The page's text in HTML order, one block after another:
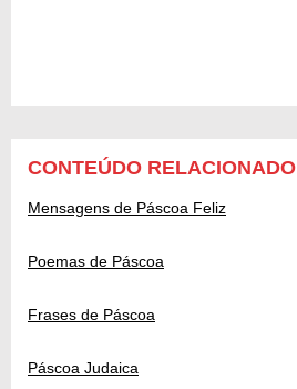
CONTEÚDO RELACIONADO
Mensagens de Páscoa Feliz
Poemas de Páscoa
Frases de Páscoa
Páscoa Judaica